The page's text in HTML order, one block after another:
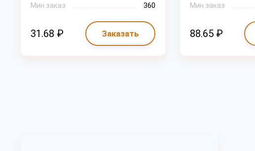
Мин.заказ
360
31.68 ₽ Заказать
Мин.заказ
88.65 ₽